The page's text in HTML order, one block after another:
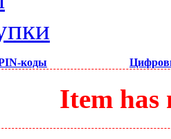
коды
Item has